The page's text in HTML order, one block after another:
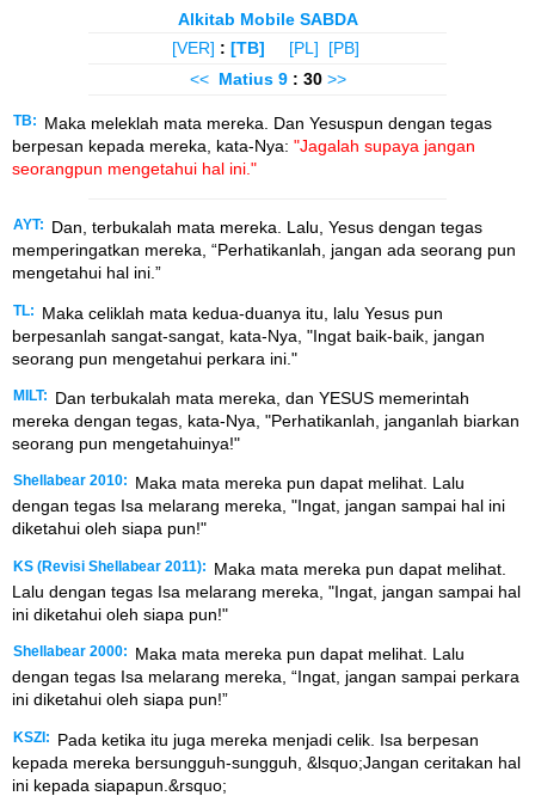
Alkitab Mobile SABDA
[VER] : [TB] [PL]
[PB]
<< Matius 9 : 30 >>
TB:
Maka meleklah mata mereka. Dan Yesuspun dengan tegas
berpesan kepada mereka, kata-Nya: "Jagalah supaya jangan
seorangpun mengetahui hal ini."
AYT:
Dan, terbukalah mata mereka. Lalu, Yesus dengan tegas
memperingatkan mereka, “Perhatikanlah, jangan ada seorang pun
mengetahui hal ini.”
TL:
Maka celiklah mata kedua-duanya itu, lalu Yesus pun
berpesanlah sangat-sangat, kata-Nya, "Ingat baik-baik, jangan
seorang pun mengetahui perkara ini."
MILT:
Dan terbukalah mata mereka, dan YESUS memerintah
mereka dengan tegas, kata-Nya, "Perhatikanlah, janganlah biarkan
seorang pun mengetahuinya!"
Shellabear 2010:
Maka mata mereka pun dapat melihat. Lalu
dengan tegas Isa melarang mereka, "Ingat, jangan sampai hal ini
diketahui oleh siapa pun!"
KS (Revisi Shellabear 2011):
Maka mata mereka pun dapat melihat.
Lalu dengan tegas Isa melarang mereka, "Ingat, jangan sampai hal
ini diketahui oleh siapa pun!"
Shellabear 2000:
Maka mata mereka pun dapat melihat. Lalu
dengan tegas Isa melarang mereka, “Ingat, jangan sampai perkara
ini diketahui oleh siapa pun!”
KSZI:
Pada ketika itu juga mereka menjadi celik. Isa berpesan
kepada mereka bersungguh-sungguh, &lsquo;Jangan ceritakan hal
ini kepada siapapun.&rsquo;